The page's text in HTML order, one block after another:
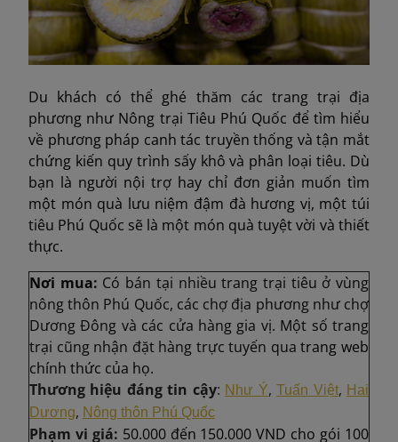
Du khách có thể ghé thăm các trang trại địa
phương như Nông trại Tiêu Phú Quốc để tìm hiểu
về phương pháp canh tác truyền thống và tận mắt
chứng kiến quy trình sấy khô và phân loại tiêu. Dù
bạn là người nội trợ hay chỉ đơn giản muốn tìm
một món quà lưu niệm đậm đà hương vị, một túi
tiêu Phú Quốc sẽ là một món quà tuyệt vời và thiết
thực.
Nơi mua: Có bán tại nhiều trang trại tiêu ở vùng
nông thôn Phú Quốc, các chợ địa phương như chợ
Dương Đông và các cửa hàng gia vị. Một số trang
trại cũng nhận đặt hàng trực tuyến qua trang web
chính thức của họ.
Thương hiệu đáng tin cậy: Như Ý,Tuấn Việt, Hai
Dương, Nông thôn Phú Quốc
Phạm vi giá: 50.000 đến 150.000 VND cho gói 100